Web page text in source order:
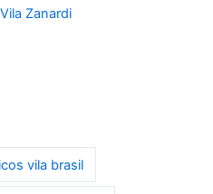
Zanardi
vila brasil